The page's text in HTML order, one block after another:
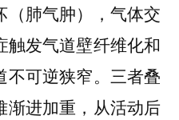
（肺气肿），气体交
发气道壁纤维化和
不可逆狭窄。三者叠
渐进加重，从活动后